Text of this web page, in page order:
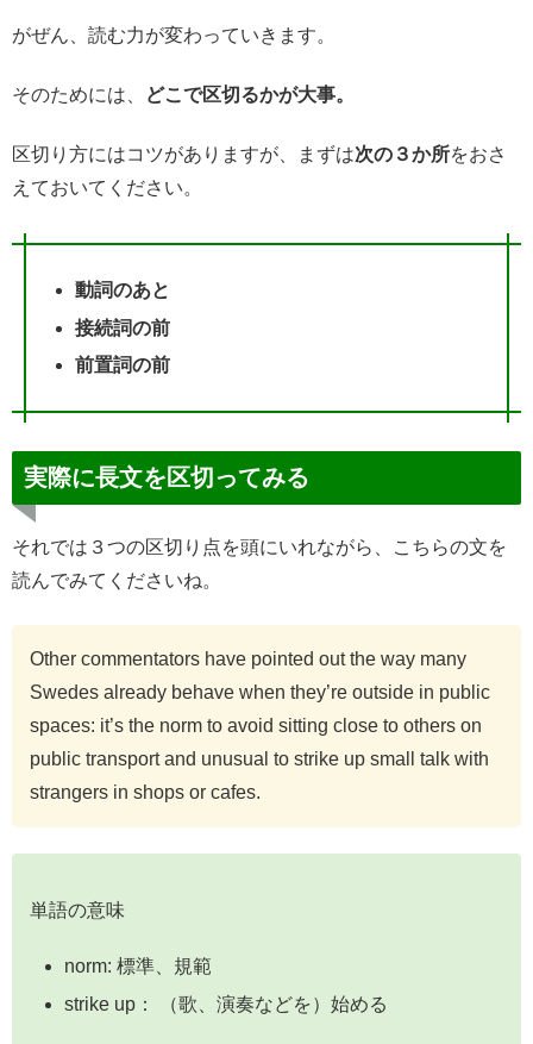
がぜん、読む力が変わっていきます。
そのためには、 どこで区切るかが大事。
区切り方にはコツがありますが、まずは次の３か所をおさ
えておいてください。
動詞のあと
接続詞の前
前置詞の前
実際に長文を区切ってみる
それでは３つの区切り点を頭にいれながら、こちらの文を
読んでみてくださいね。
Other commentators have pointed out the way many
Swedes already behave when they’re outside in public
spaces: it’s the norm to avoid sitting close to others on
public transport and unusual to strike up small talk with
strangers in shops or cafes.
単語の意味
norm: 標準、規範
strike up： （歌、演奏などを）始める